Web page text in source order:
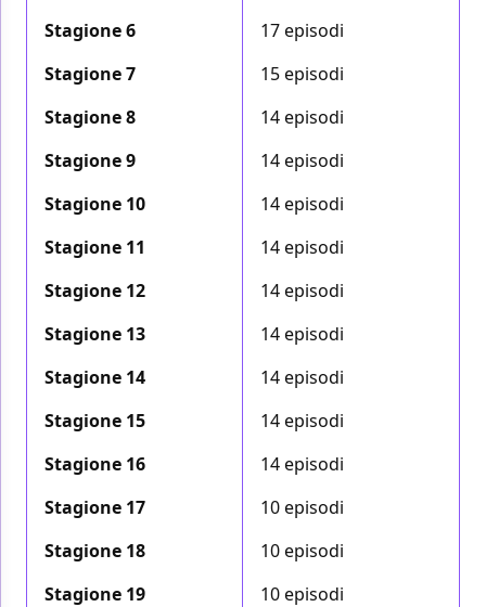
Stagione 6
17 episodi
Stagione 7
15 episodi
Stagione 8
14 episodi
Stagione 9
14 episodi
Stagione 10
14 episodi
Stagione 11
14 episodi
Stagione 12
14 episodi
Stagione 13
14 episodi
Stagione 14
14 episodi
Stagione 15
14 episodi
Stagione 16
14 episodi
Stagione 17
10 episodi
Stagione 18
10 episodi
Stagione 19
10 episodi